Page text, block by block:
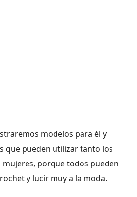
modelos para él y
que pueden utilizar tanto los
mujeres, porque todos pueden
y lucir muy a la moda.